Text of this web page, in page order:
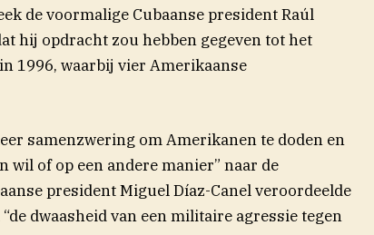
de voormalige Cubaanse president Raúl
hij opdracht zou hebben gegeven tot het
1996, waarbij vier Amerikaanse
samenzwering om Amerikanen te doden en
wil of op een andere manier” naar de
president Miguel Díaz-Canel veroordeelde
dwaasheid van een militaire agressie tegen